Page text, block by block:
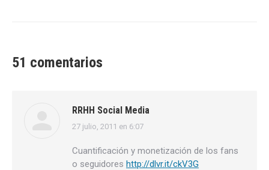
51 comentarios
RRHH Social Media
dice:
27 julio, 2011 en 6:07
Cuantificación y monetización de los fans
o seguidores http://dlvr.it/ckV3G